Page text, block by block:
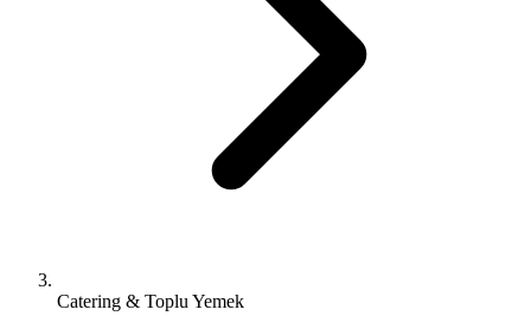
Catering & Toplu Yemek